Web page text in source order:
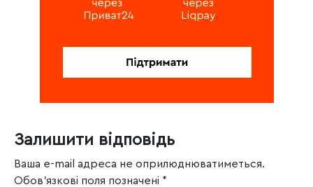
Залишити відповідь
Ваша e-mail адреса не оприлюднюватиметься.
Обов’язкові поля позначені *